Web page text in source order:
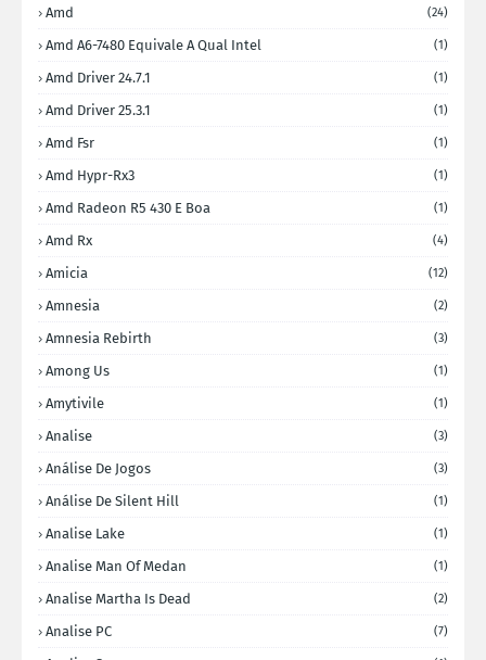
Amd (24)
Amd A6-7480 Equivale A Qual Intel (1)
Amd Driver 24.7.1 (1)
Amd Driver 25.3.1 (1)
Amd Fsr (1)
Amd Hypr-Rx3 (1)
Amd Radeon R5 430 E Boa (1)
Amd Rx (4)
Amicia (12)
Amnesia (2)
Amnesia Rebirth (3)
Among Us (1)
Amytivile (1)
Analise (3)
Análise De Jogos (3)
Análise De Silent Hill (1)
Analise Lake (1)
Analise Man Of Medan (1)
Analise Martha Is Dead (2)
Analise PC (7)